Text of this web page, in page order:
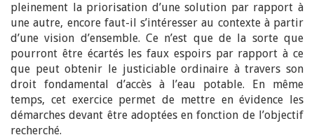
pleinement la priorisation d’une solution par rapport à
une autre, encore faut-il s’intéresser au contexte à partir
d’une vision d’ensemble. Ce n’est que de la sorte que
pourront être écartés les faux espoirs par rapport à ce
que peut obtenir le justiciable ordinaire à travers son
droit fondamental d’accès à l’eau potable. En même
temps, cet exercice permet de mettre en évidence les
démarches devant être adoptées en fonction de l’objectif
recherché.